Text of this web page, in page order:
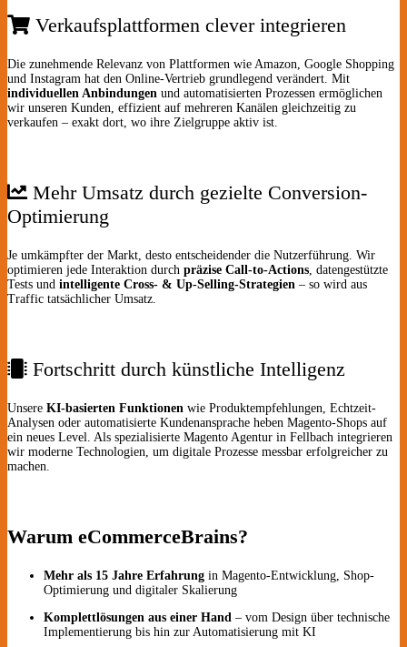
Verkaufsplattformen clever integrieren
Die zunehmende Relevanz von Plattformen wie Amazon, Google Shopping
und Instagram hat den Online-Vertrieb grundlegend verändert. Mit
individuellen Anbindungen und automatisierten Prozessen ermöglichen
wir unseren Kunden, effizient auf mehreren Kanälen gleichzeitig zu
verkaufen – exakt dort, wo ihre Zielgruppe aktiv ist.
Mehr Umsatz durch gezielte Conversion-
Optimierung
Je umkämpfter der Markt, desto entscheidender die Nutzerführung. Wir
optimieren jede Interaktion durch präzise Call-to-Actions , datengestützte
Tests und intelligente Cross- & Up-Selling-Strategien – so wird aus
Traffic tatsächlicher Umsatz.
Fortschritt durch künstliche Intelligenz
Unsere KI-basierten Funktionen wie Produktempfehlungen, Echtzeit-
Analysen oder automatisierte Kundenansprache heben Magento-Shops auf
ein neues Level. Als spezialisierte Magento Agentur in Fellbach integrieren
wir moderne Technologien, um digitale Prozesse messbar erfolgreicher zu
machen.
Warum eCommerceBrains?
Mehr als 15 Jahre Erfahrung in Magento-Entwicklung, Shop-
Optimierung und digitaler Skalierung
Komplettlösungen aus einer Hand – vom Design über technische
Implementierung bis hin zur Automatisierung mit KI